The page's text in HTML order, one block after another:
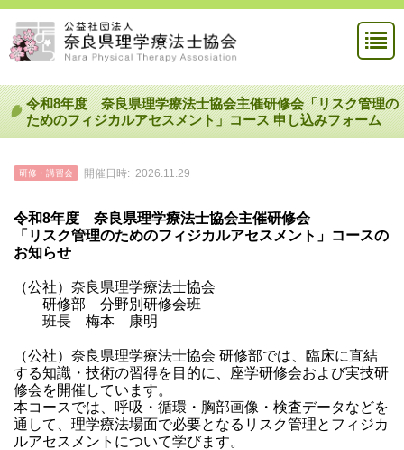
令和8年度 奈良県理学療法士協会主催研修会「リスク管理の
ためのフィジカルアセスメント」コース 申し込みフォーム
研修・講習会 開催日時: 2026.11.29
令和8年度 奈良県理学療法士協会主催研修会
「リスク管理のためのフィジカルアセスメント」コースの
お知らせ
（公社）奈良県理学療法士協会
研修部 分野別研修会班
班長 梅本 康明
（公社）奈良県理学療法士協会 研修部では、臨床に直結
する知識・技術の習得を目的に、座学研修会および実技研
修会を開催しています。
本コースでは、呼吸・循環・胸部画像・検査データなどを
通して、理学療法場面で必要となるリスク管理とフィジカ
ルアセスメントについて学びます。